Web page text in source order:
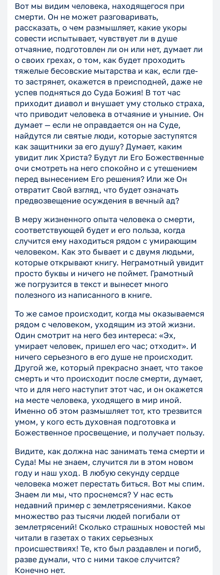
Вот мы видим человека, находящегося при
смерти. Он не может разговаривать,
рассказать, о чем размышляет, какие укоры
совести испытывает, чувствует ли в душе
отчаяние, подготовлен ли он или нет, думает ли
о своих грехах, о том, как будет проходить
тяжелые бесовские мытарства и как, если где-
то застрянет, окажется в преисподней, даже не
успев подняться до Суда Божия! В тот час
приходит диавол и внушает уму столько страха,
что приводит человека в отчаяние и уныние. Он
думает — если не оправдается он на Суде,
найдутся ли святые люди, которые заступятся
как защитники за его душу? Думает, каким
увидит лик Христа? Будут ли Его Божественные
очи смотреть на него спокойно и с утешением
перед вынесением Его решения? Или же Он
отвратит Свой взгляд, что будет означать
предвозвещение осуждения в вечный ад?
В меру жизненного опыта человека о смерти,
соответствующей будет и его польза, когда
случится ему находиться рядом с умирающим
человеком. Как это бывает и с двумя людьми,
которые открывают книгу. Неграмотный увидит
просто буквы и ничего не поймет. Грамотный
же погрузится в текст и вынесет много
полезного из написанного в книге.
То же самое происходит, когда мы оказываемся
рядом с человеком, уходящим из этой жизни.
Один смотрит на него без интереса: «Эх,
умирает человек, пришел его час; отходит». И
ничего серьезного в его душе не происходит.
Другой же, который прекрасно знает, что такое
смерть и что происходит после смерти, думает,
что и для него наступит этот час, и он окажется
на месте человека, уходящего в мир иной.
Именно об этом размышляет тот, кто трезвится
умом, у кого есть духовная подготовка и
Божественное просвещение, и получает пользу.
Видите, как должна нас занимать тема смерти и
Суда! Мы не знаем, случится ли в этом новом
году и наш уход. В любую секунду сердце
человека может перестать биться. Вот мы спим.
Знаем ли мы, что проснемся? У нас есть
недавний пример с землетрясениями. Какое
множество раз тысячи людей погибали от
землетрясений! Сколько страшных новостей мы
читали в газетах о таких серьезных
происшествиях! Те, кто был раздавлен и погиб,
разве думали, что с ними такое случится?
Конечно нет.